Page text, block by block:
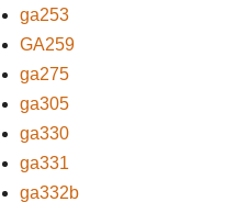
ga253
GA259
ga275
ga305
ga330
ga331
ga332b